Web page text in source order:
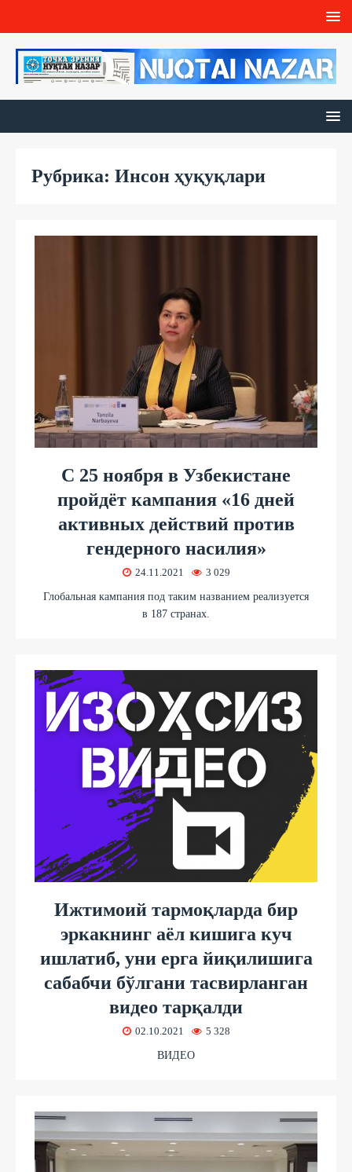
Рубрика: Инсон ҳуқуқлари
С 25 ноября в Узбекистане
пройдёт кампания «16 дней
активных действий против
гендерного насилия»
24.11.2021 3 029
Глобальная кампания под таким названием реализуется
в 187 странах.
Ижтимоий тармоқларда бир
эркакнинг аёл кишига куч
ишлатиб, уни ерга йиқилишига
сабабчи бўлгани тасвирланган
видео тарқалди
02.10.2021 5 328
ВИДЕО